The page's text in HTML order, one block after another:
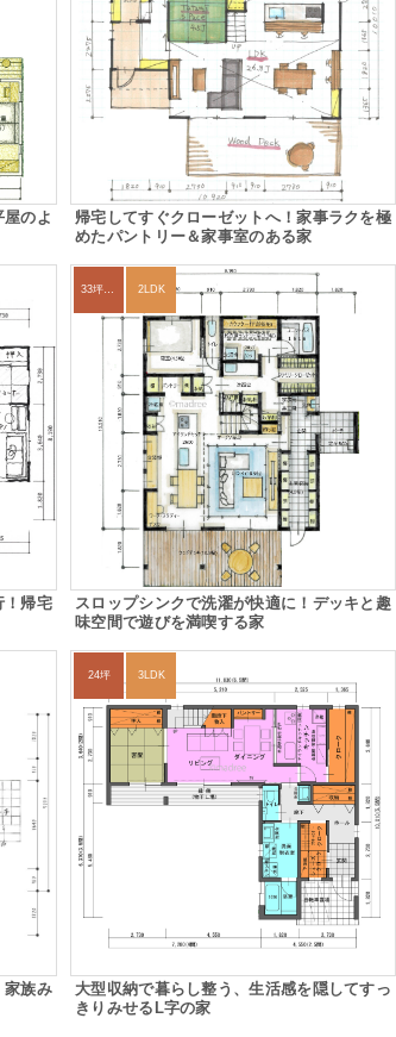
のよ
帰宅してすぐクローゼットへ！家事ラクを極
めたパントリー＆家事室のある家
！帰宅
2LDK
スロップシンクで洗濯が快適に！デッキと趣
味空間で遊びを満喫する家
家族み
24坪 3LDK
大型収納で暮らし整う、生活感を隠してすっ
きりみせるL字の家